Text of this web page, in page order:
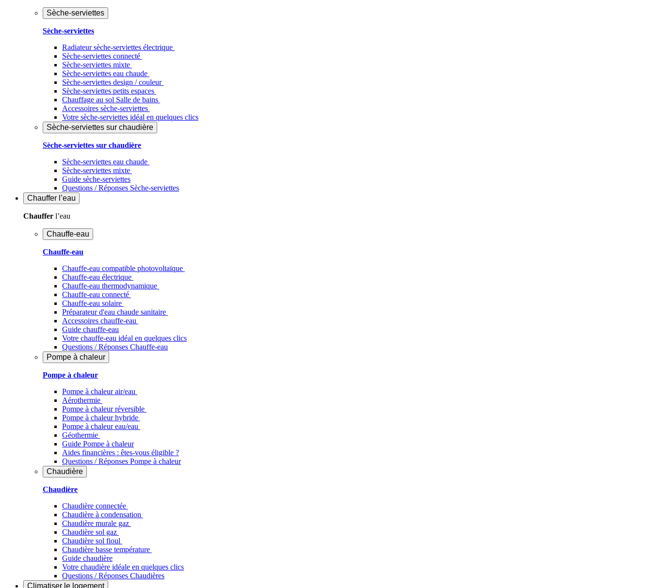
Sèche-serviettes
Sèche-serviettes
Radiateur sèche-serviettes électrique
Sèche-serviettes connecté
Sèche-serviettes mixte
Sèche-serviettes eau chaude
Sèche-serviettes design / couleur
Sèche-serviettes petits espaces
Chauffage au sol Salle de bains
Accessoires sèche-serviettes
Votre sèche-serviettes idéal en quelques clics
Sèche-serviettes sur chaudière
Sèche-serviettes sur chaudière
Sèche-serviettes eau chaude
Sèche-serviettes mixte
Guide sèche-serviettes
Questions / Réponses Sèche-serviettes
Chauffer l’eau
Chauffer l’eau
Chauffe-eau
Chauffe-eau
Chauffe-eau compatible photovoltaïque
Chauffe-eau électrique
Chauffe-eau thermodynamique
Chauffe-eau connecté
Chauffe-eau solaire
Préparateur d'eau chaude sanitaire
Accessoires chauffe-eau
Guide chauffe-eau
Votre chauffe-eau idéal en quelques clics
Questions / Réponses Chauffe-eau
Pompe à chaleur
Pompe à chaleur
Pompe à chaleur air/eau
Aérothermie
Pompe à chaleur réversible
Pompe à chaleur hybride
Pompe à chaleur​ eau/eau
Géothermie
Guide Pompe à chaleur
Aides financières : êtes-vous éligible ?
Questions / Réponses Pompe à chaleur
Chaudière
Chaudière
Chaudière connectée
Chaudière à condensation
Chaudière murale gaz
Chaudière sol gaz
Chaudière sol fioul
Chaudière basse température
Guide chaudière
Votre chaudière idéale en quelques clics
Questions / Réponses Chaudières
Climatiser le logement